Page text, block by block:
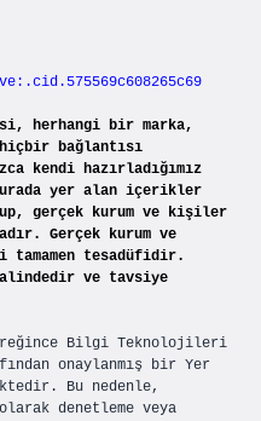
herhangi bir marka,
bağlantısı
kendi hazırladığımız
yer alan içerikler
gerçek kurum ve kişiler
Gerçek kurum ve
tesadüfidir.
ve tavsiye
Bilgi Teknolojileri
onaylanmış bir Yer
Bu nedenle,
denetleme veya